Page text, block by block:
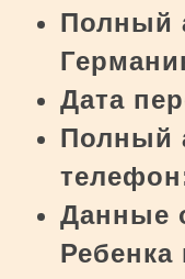
Полный
Дата
Полный
телефон
Данные